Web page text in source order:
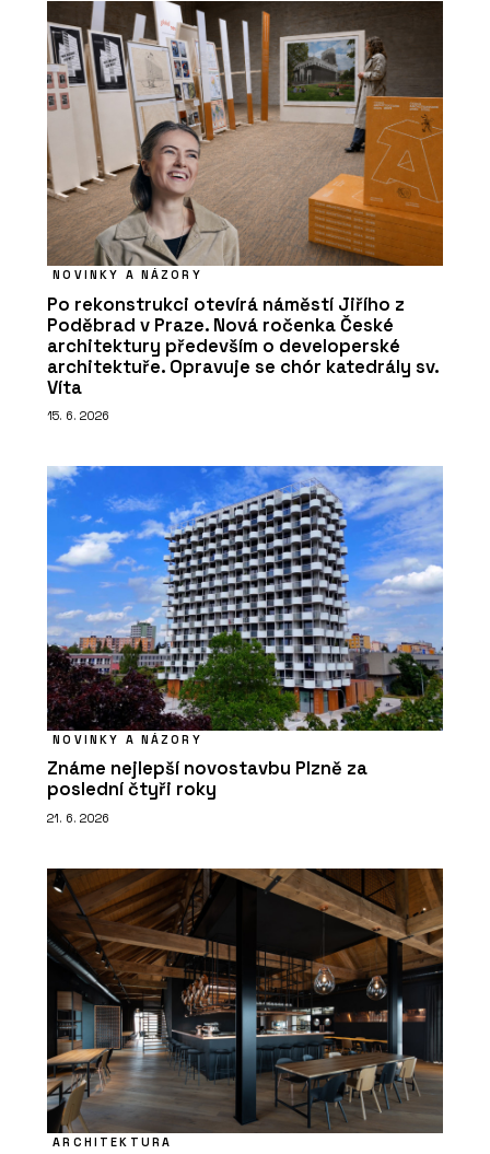
NOVINKY A NÁZORY
Po rekonstrukci otevírá náměstí Jiřího z
Poděbrad v Praze. Nová ročenka České
architektury především o developerské
architektuře. Opravuje se chór katedrály sv.
Víta
15. 6. 2026
NOVINKY A NÁZORY
Známe nejlepší novostavbu Plzně za
poslední čtyři roky
21. 6. 2026
ARCHITEKTURA